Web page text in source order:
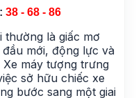
38 - 68 - 86
thường là giấc mơ
mới, động lực và
máy tượng trưng
sở hữu chiếc xe
bước sang một giai